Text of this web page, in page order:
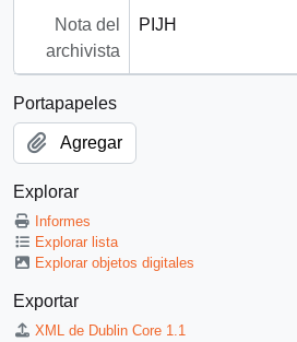
Nota del
archivista
PIJH
Portapapeles
Agregar
Explorar
Informes
Explorar lista
Explorar objetos digitales
Exportar
XML de Dublin Core 1.1